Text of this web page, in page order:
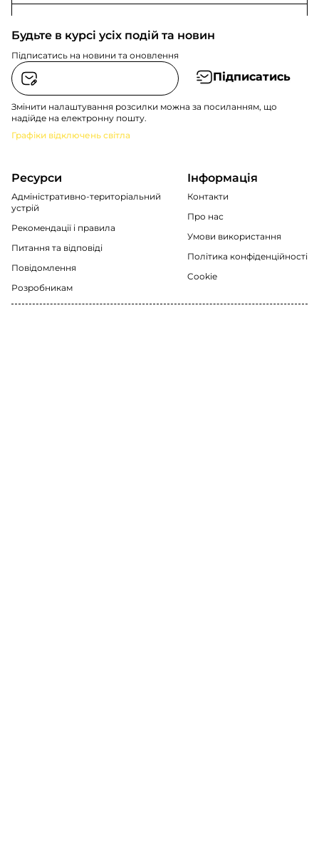
Будьте в курсі усіх подій та новин
Підписатись на новини та оновлення
Підписатись
Змінити налаштування розсилки можна за посиланням, що
надійде на електронну пошту.
Графіки відключень світла
Ресурси
Адміністративно-територіальний
устрій
Рекомендації i правила
Питання та відповіді
Повідомлення
Розробникам
Інформація
Контакти
Про нас
Умови використання
Політика конфіденційності
Cookie